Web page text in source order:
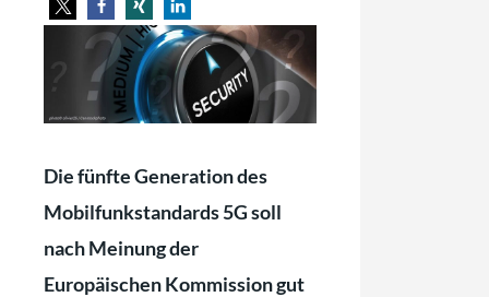
Die fünfte Generation des
Mobilfunkstandards 5G soll
nach Meinung der
Europäischen Kommission gut